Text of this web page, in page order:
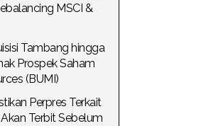
MSCI &
Tambang hingga
Prospek Saham
(BUMI)
Perpres Terkait
Terbit Sebelum